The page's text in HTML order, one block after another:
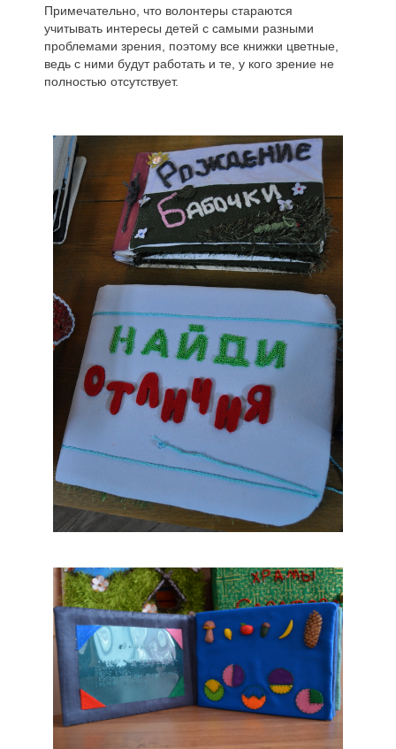
Примечательно, что волонтеры стараются
учитывать интересы детей с самыми разными
проблемами зрения, поэтому все книжки цветные,
ведь с ними будут работать и те, у кого зрение не
полностью отсутствует.